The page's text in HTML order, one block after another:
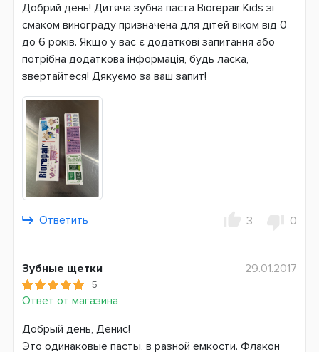
Состав пасты
Без SLS
С фтором
С ксилитом
Страна производитель
Ирландия
Страна регистрации бренда
Великобритания
Добрий день! Дитяча зубна паста Biorepair Kids зі
смаком винограду призначена для дітей віком від 0
до 6 років. Якщо у вас є додаткові запитання або
потрібна додаткова інформація, будь ласка,
звертайтеся! Дякуємо за ваш запит!
Ответить 3 0
Зубные щетки
5
Ответ от магазина
29.01.2017
Добрый день, Денис!
Это одинаковые пасты, в разной емкости. Флакон